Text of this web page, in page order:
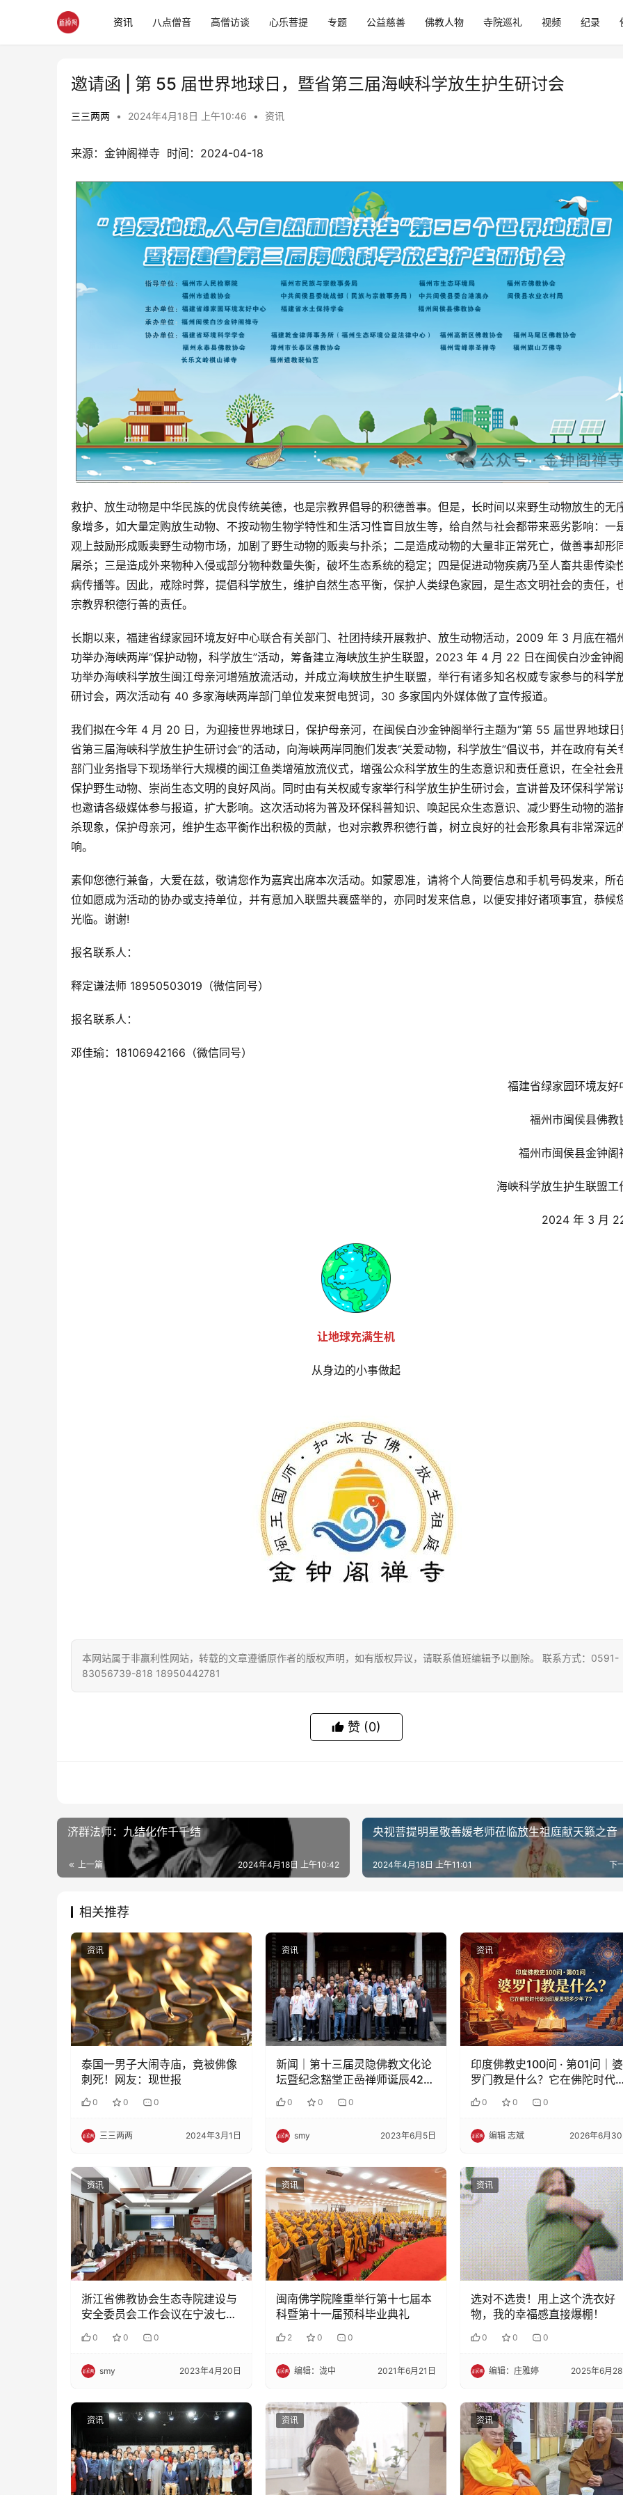
资讯 八点僧音 高僧访谈 心乐菩提 专题 公益慈善 佛教人物 寺院巡礼 视频 纪录
邀请函 | 第 55 届世界地球日，暨省第三届海峡科学放生护生研讨会
三三两两 • 2024年4月18日 上午10:46 • 资讯
来源：金钟阁禅寺  时间：2024-04-18
救护、放生动物是中华民族的优良传统美德，也是宗教界倡导的积德善事。但是，长时间以来野生动物放生的无
象增多，如大量定购放生动物、不按动物生物学特性和生活习性盲目放生等，给自然与社会都带来恶劣影响：一
观上鼓励形成贩卖野生动物市场，加剧了野生动物的贩卖与扑杀；二是造成动物的大量非正常死亡，做善事却形
屠杀；三是造成外来物种入侵或部分物种数量失衡，破坏生态系统的稳定；四是促进动物疾病乃至人畜共患传染
病传播等。因此，戒除时弊，提倡科学放生，维护自然生态平衡，保护人类绿色家园，是生态文明社会的责任，
宗教界积德行善的责任。
长期以来，福建省绿家园环境友好中心联合有关部门、社团持续开展救护、放生动物活动，2009 年 3 月底在福
功举办海峡两岸“保护动物，科学放生”活动，筹备建立海峡放生护生联盟，2023 年 4 月 22 日在闽侯白沙金钟
功举办海峡科学放生闽江母亲河增殖放流活动，并成立海峡放生护生联盟，举行有诸多知名权威专家参与的科学
研讨会，两次活动有 40 多家海峡两岸部门单位发来贺电贺词，30 多家国内外媒体做了宣传报道。
我们拟在今年 4 月 20 日，为迎接世界地球日，保护母亲河，在闽侯白沙金钟阁举行主题为“第 55 届世界地球日
省第三届海峡科学放生护生研讨会”的活动，向海峡两岸同胞们发表“关爱动物，科学放生”倡议书，并在政府有关
部门业务指导下现场举行大规模的闽江鱼类增殖放流仪式，增强公众科学放生的生态意识和责任意识，在全社会
保护野生动物、崇尚生态文明的良好风尚。同时由有关权威专家举行科学放生护生研讨会，宣讲普及环保科学常
也邀请各级媒体参与报道，扩大影响。这次活动将为普及环保科普知识、唤起民众生态意识、减少野生动物的滥
杀现象，保护母亲河，维护生态平衡作出积极的贡献，也对宗教界积德行善，树立良好的社会形象具有非常深远
响。
素仰您德行兼备，大爱在兹，敬请您作为嘉宾出席本次活动。如蒙恩准，请将个人简要信息和手机号码发来，所
位如愿成为活动的协办或支持单位，并有意加入联盟共襄盛举的，亦同时发来信息，以便安排好诸项事宜，恭候
光临。谢谢!
报名联系人：
释定谦法师 18950503019（微信同号）
报名联系人：
邓佳瑜：18106942166（微信同号）
福建省绿家园环境友好
福州市闽侯县佛教
福州市闽侯县金钟阁
海峡科学放生护生联盟工
2024 年 3 月 22
让地球充满生机
从身边的小事做起
本网站属于非赢利性网站，转载的文章遵循原作者的版权声明，如有版权异议，请联系值班编辑予以删除。 联系方式：0591-
83056739-818 18950442781
赞 (0)
济群法师：九结化作千千结
上一篇 2024年4月18日 上午10:42
央视菩提明星敬善媛老师莅临放生祖庭献天籁之音
下
2024年4月18日 上午11:01
相关推荐
资讯
泰国一男子大闹寺庙，竟被佛像
刺死！网友：现世报
0 0 0
三三两两 2024年3月1日
资讯
新闻｜第十三届灵隐佛教文化论
坛暨纪念豁堂正嵒禅师诞辰426
周年学术研讨会在杭州灵隐寺举
行
0 0 0
smy 2023年6月5日
资讯
印度佛教史100问 · 第01问｜婆
罗门教是什么？它在佛陀时代
治印度思想多少年了？
0 0 0
编辑 志斌 2026年6月
资讯
浙江省佛教协会生态寺院建设与
安全委员会工作会议在宁波七塔
0 0 0
smy 2023年4月20日
资讯
闽南佛学院隆重举行第十七届本
科暨第十一届预科毕业典礼
2 0 0
编辑：泷中 2021年6月21日
资讯
选对不选贵！用上这个洗衣好
物，我的幸福感直接爆棚！
0 0 0
编辑：庄雅婷 2025年6月
资讯 资讯 资讯